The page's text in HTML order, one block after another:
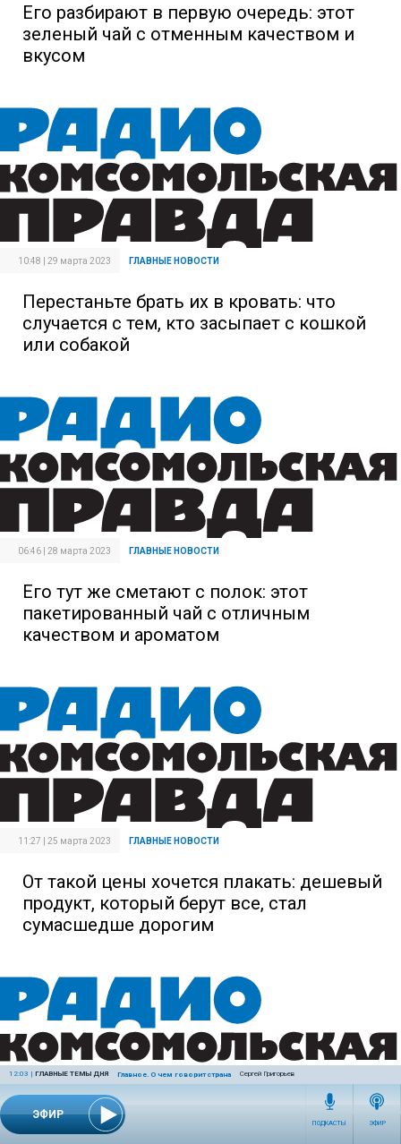
ЭФИР
12:03 | ГЛАВНЫЕ ТЕМЫ ДНЯ Главное. О чем говорит страна Сергей Григорьев
ПОДКАСТЫ ЭФИР
Его разбирают в первую очередь: этот
зеленый чай с отменным качеством и
вкусом
10:48 | 29 марта 2023 ГЛАВНЫЕ НОВОСТИ
Перестаньте брать их в кровать: что
случается с тем, кто засыпает с кошкой
или собакой
06:46 | 28 марта 2023 ГЛАВНЫЕ НОВОСТИ
Его тут же сметают с полок: этот
пакетированный чай с отличным
качеством и ароматом
11:27 | 25 марта 2023 ГЛАВНЫЕ НОВОСТИ
От такой цены хочется плакать: дешевый
продукт, который берут все, стал
сумасшедше дорогим
12:54 | 24 марта 2023